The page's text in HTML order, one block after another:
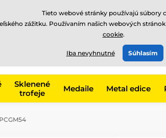
EUR
Sklenené
trofeje
Medaile Metal edice
Tieto webové stránky používajú súbory
zážitku. Používaním našich webových
cookie.
Iba nevyhnutné Súhlasím